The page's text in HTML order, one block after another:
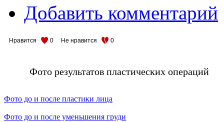
Добавить комментарий
Нравится 0 Не нравится 0
Фото результатов пластических операций
Фото до и после пластики лица
Фото до и после уменьшения груди